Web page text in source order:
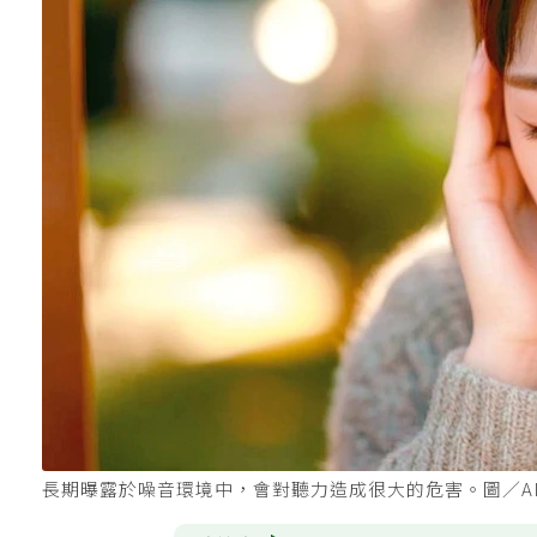
長期曝露於噪音環境中，會對聽力造成很大的危害。圖／